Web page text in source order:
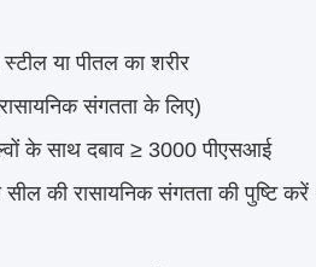
या पीतल का शरीर
संगतता के लिए)
के साथ दबाव ≥ 3000 पीएसआई
सील की रासायनिक संगतता की पुष्टि